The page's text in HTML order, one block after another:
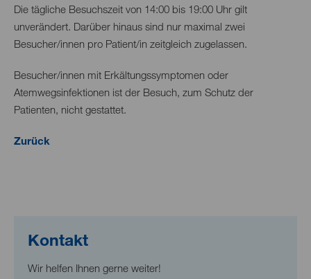
Die tägliche Besuchszeit von 14:00 bis 19:00 Uhr gilt
unverändert. Darüber hinaus sind nur maximal zwei
Besucher/innen pro Patient/in zeitgleich zugelassen.
Besucher/innen mit Erkältungssymptomen oder
Atemwegsinfektionen ist der Besuch, zum Schutz der
Patienten, nicht gestattet.
Zurück
Kontakt
Wir helfen Ihnen gerne weiter!